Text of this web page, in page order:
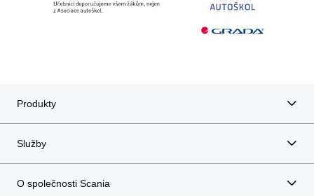
Produkty
Služby
O společnosti Scania